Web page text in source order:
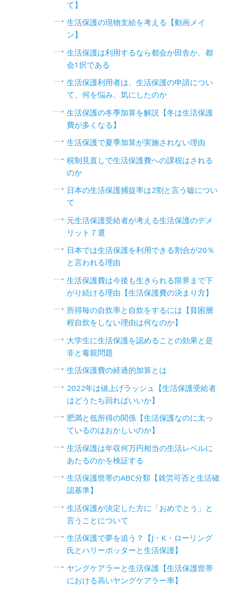
て】
生活保護の現物支給を考える【動画メイ
ン】
生活保護は利用するなら都会か田舎か、都
会1択である
生活保護利用者は、生活保護の申請につい
て、何を悩み、気にしたのか
生活保護の冬季加算を解説【冬は生活保護
費が多くなる】
生活保護で夏季加算が実施されない理由
税制見直しで生活保護費への課税はされる
のか
日本の生活保護捕捉率は2割と言う嘘につい
て
元生活保護受給者が考える生活保護のデメ
リット７選
日本では生活保護を利用できる割合が20％
と言われる理由
生活保護費は今後も生きられる限界まで下
がり続ける理由【生活保護費の決まり方】
所得毎の自炊率と自炊をするには【貧困層
程自炊をしない理由は何なのか】
大学生に生活保護を認めることの効果と是
非と毒親問題
生活保護費の経過的加算とは
2022年は値上げラッシュ【生活保護受給者
はどうたち回ればいいか】
肥満と低所得の関係【生活保護なのに太っ
ているのはおかしいのか】
生活保護は年収何万円相当の生活レベルに
あたるのかを検証する
生活保護世帯のABC分類【就労可否と生活確
認基準】
生活保護が決定した方に「おめでとう」と
言うことについて
生活保護で夢を追う？【J・K・ローリング
氏とハリーポッターと生活保護】
ヤングケアラーと生活保護【生活保護世帯
における高いヤングケアラー率】